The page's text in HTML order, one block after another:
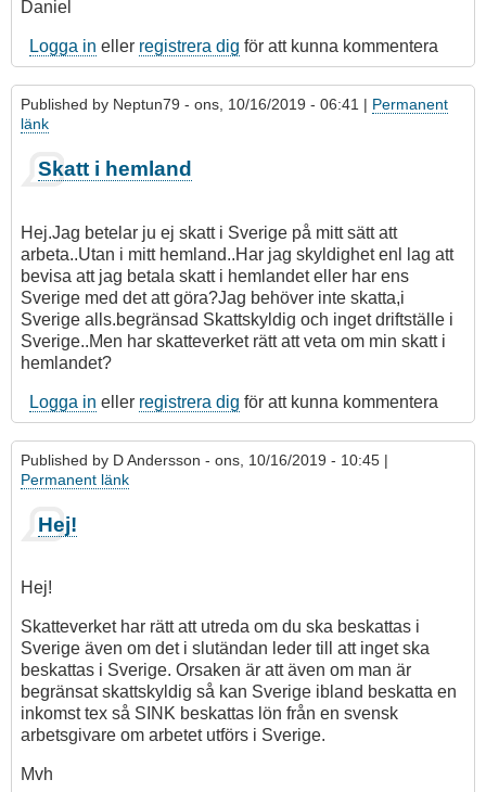
Daniel
Logga in eller registrera dig för att kunna kommentera
Published by Neptun79 - ons, 10/16/2019 - 06:41 | Permanent
länk
Skatt i hemland
Hej.Jag betelar ju ej skatt i Sverige på mitt sätt att
arbeta..Utan i mitt hemland..Har jag skyldighet enl lag att
bevisa att jag betala skatt i hemlandet eller har ens
Sverige med det att göra?Jag behöver inte skatta,i
Sverige alls.begränsad Skattskyldig och inget driftställe i
Sverige..Men har skatteverket rätt att veta om min skatt i
hemlandet?
Logga in eller registrera dig för att kunna kommentera
Published by D Andersson - ons, 10/16/2019 - 10:45 |
Permanent länk
Hej!
Hej!
Skatteverket har rätt att utreda om du ska beskattas i
Sverige även om det i slutändan leder till att inget ska
beskattas i Sverige. Orsaken är att även om man är
begränsat skattskyldig så kan Sverige ibland beskatta en
inkomst tex så SINK beskattas lön från en svensk
arbetsgivare om arbetet utförs i Sverige.
Mvh